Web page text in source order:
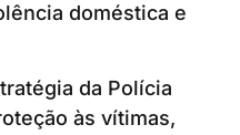
doméstica e
da Polícia
às vítimas,